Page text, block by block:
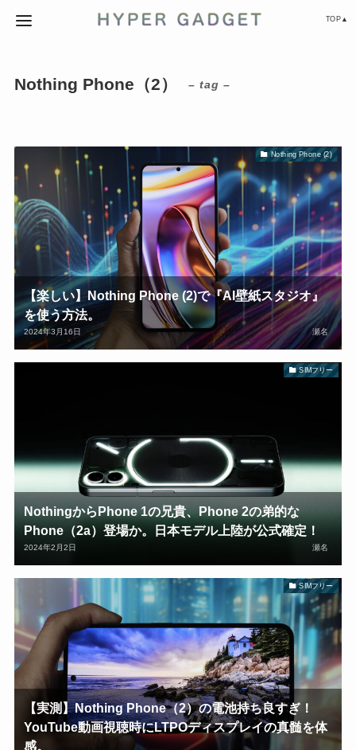
TOP▲
Nothing Phone（2） – tag –
Nothing Phone (2)
【楽しい】Nothing Phone (2)で『AI壁紙スタジオ』
を使う方法。
2024年3月16日 瀬名
SIMフリー
NothingからPhone 1の兄貴、Phone 2の弟的な
Phone（2a）登場か。日本モデル上陸が公式確定！
2024年2月2日 瀬名
SIMフリー
【実測】Nothing Phone（2）の電池持ち良すぎ！
YouTube動画視聴時にLTPOディスプレイの真髄を体
感。